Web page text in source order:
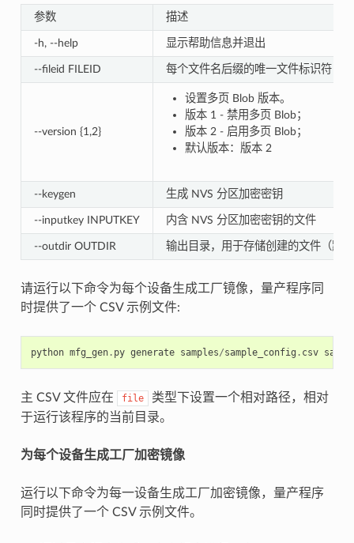
参数 描述
-h, --help 显示帮助信息并退出
--fileid FILEID 每个文件名后缀的唯一文件标识符（
--version {1,2}
设置多页 Blob 版本。
版本 1 - 禁用多页 Blob；
版本 2 - 启用多页 Blob；
默认版本：版本 2
--keygen 生成 NVS 分区加密密钥
--inputkey INPUTKEY 内含 NVS 分区加密密钥的文件
--outdir OUTDIR 输出目录，用于存储创建的文件（默
请运行以下命令为每个设备生成工厂镜像，量产程序同
时提供了一个 CSV 示例文件:
python mfg_gen. py generate samples/sample_config . csv
主 CSV 文件应在 file
类型下设置一个相对路径，相对
于运行该程序的当前目录。
为每个设备生成工厂加密镜像
运行以下命令为每一设备生成工厂加密镜像，量产程序
同时提供了一个 CSV 示例文件。